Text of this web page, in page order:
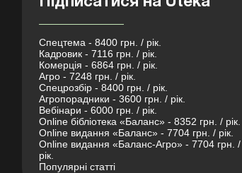
Спецтема - 8400 грн. / рік.
Кадровик - 7116 грн. / рік.
Комерція - 6864 грн. / рік.
Агро - 7248 грн. / рік.
Спецрозбір - 8400 грн. / рік.
Агропорадники - 3600 грн. / рік.
Вебінари - 6000 грн. / рік.
Online бібліотека «Баланс» - 8352 грн. / рік.
Online видання «Баланс» - 7704 грн. / рік.
Online видання «Баланс-Агро» - 7704 грн. /
рік.
Популярні статті